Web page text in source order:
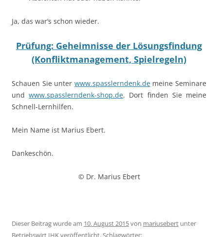
Ja, das war‘s schon wieder.
Prüfung: Geheimnisse der Lösungsfindung
(Konfliktmanagement, Spielregeln)
Schauen Sie unter www.spasslerndenk.demeine Seminare
undwww.spasslerndenk-shop.de. Dort finden Sie meine
Schnell-Lernhilfen.
Mein Name ist Marius Ebert.
Dankeschön.
© Dr. Marius Ebert
Dieser Beitrag wurde am 10. August 2015von mariusebert unter
Betriebswirt IHKveröffentlicht. Schlagwörter: